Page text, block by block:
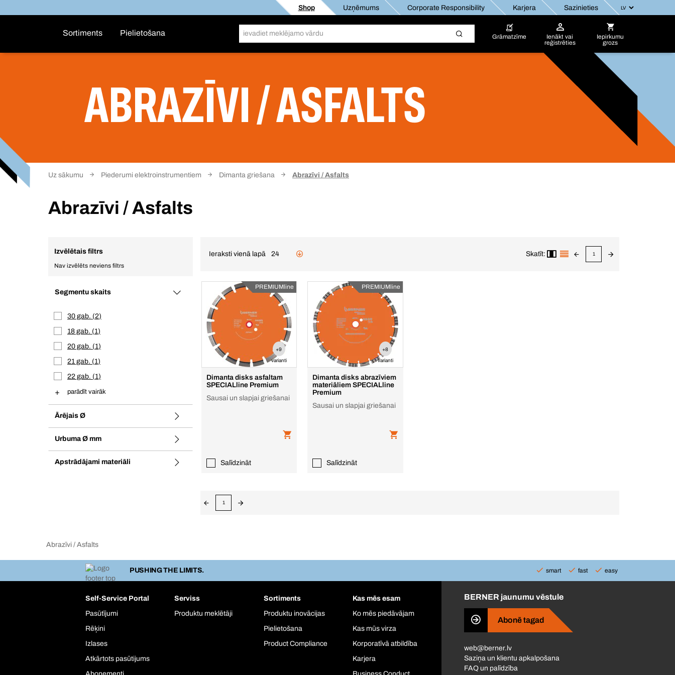
Shop Uzņēmums Corporate Responsibility Karjera Sazinieties
Sortiments Pielietošana Grāmatzīme
Ienākt vai
reģistrēties
Iepirkumu
grozs
ABRAZĪVI / ASFALTS
Uz sākumu Piederumi elektroinstrumentiem Dimanta griešana Abrazīvi / Asfalts
Abrazīvi / Asfalts
Izvēlētais filtrs
Nav izvēlēts neviens filtrs
Segmentu skaits
30 gab. 2
18 gab.
1
20 gab.
1
21 gab.
1
22 gab.
1
parādīt vairāk
Ārējais Ø
Urbuma Ø mm
Apstrādājami materiāli
Ieraksti vienā lapā 24 Skatīt: 1
PREMIUMline
+9
varianti
Dimanta disks asfaltam
SPECIALline Premium
Sausai un slapjai griešanai
Salīdzināt
PREMIUMline
+8
varianti
Dimanta disks abrazīviem
materiāliem SPECIALline
Premium
Sausai un slapjai griešanai
Salīdzināt
1
Abrazīvi / Asfalts
PUSHING THE LIMITS. smart fast easy
Self-Service Portal
Pasūtījumi
Rēķini
Izlases
Atkārtots pasūtijums
Serviss
Produktu meklētāji
Sortiments
Produktu inovācijas
Pielietošana
Product Compliance
Kas mēs esam
Ko mēs piedāvājam
Kas mūs virza
Korporatīvā atbildība
Karjera
BERNER jaunumu vēstule
Abonē tagad
web@berner.lv
Saziņa un klientu apkalpošana
FAQ un palīdzība